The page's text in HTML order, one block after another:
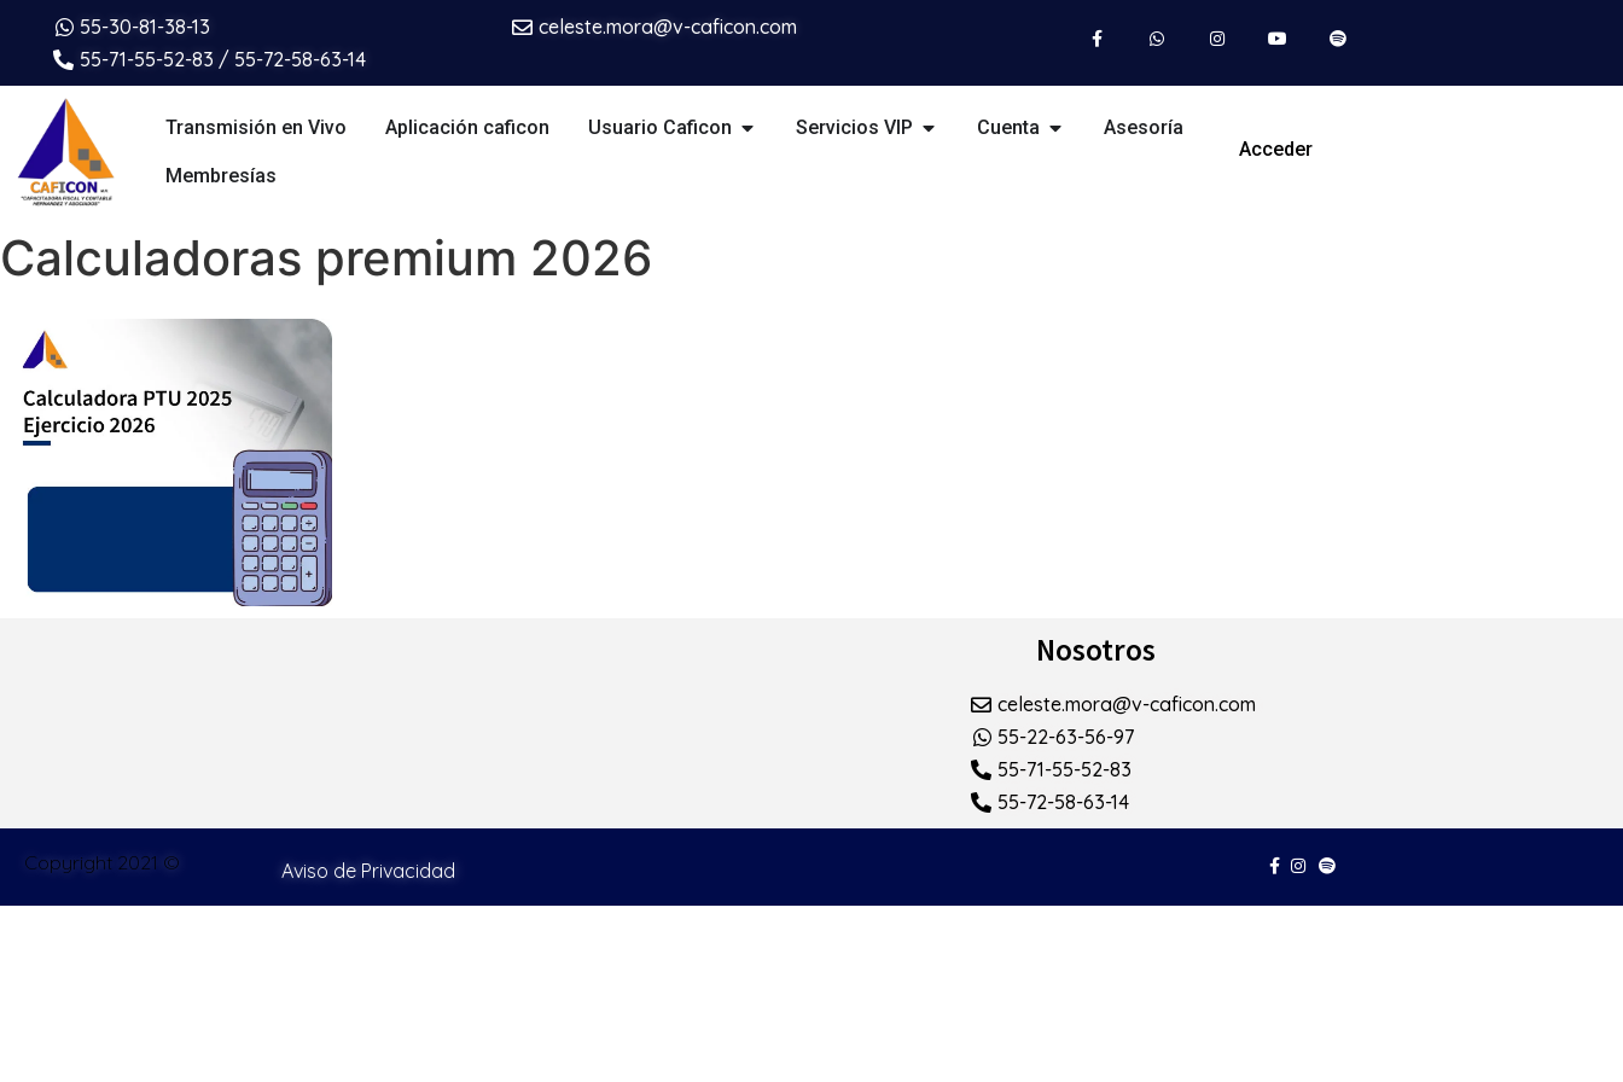
55-30-81-38-13
55-71-55-52-83 / 55-72-58-63-14
celeste.mora@v-caficon.com
Transmisión en Vivo Aplicación caficon Usuario Caficon Servicios VIP Cuenta Asesoría
Membresías
Acceder
Calculadoras premium 2026
Nosotros
celeste.mora@v-caficon.com
55-22-63-56-97
55-71-55-52-83
55-72-58-63-14
Copyright 2021 © Aviso de Privacidad